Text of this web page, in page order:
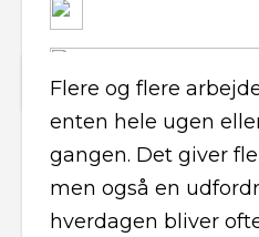
Flere og flere
enten hele ugen
gangen. Det giver
men også en
hverdagen bliver